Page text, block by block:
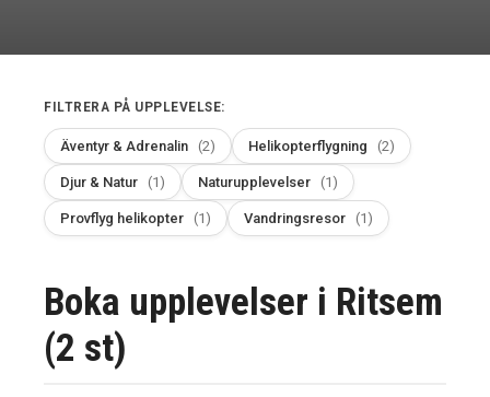
FILTRERA PÅ UPPLEVELSE:
Äventyr & Adrenalin (2) Helikopterflygning (2)
Djur & Natur (1) Naturupplevelser (1)
Provflyg helikopter (1) Vandringsresor (1)
Boka upplevelser i Ritsem
(2 st)